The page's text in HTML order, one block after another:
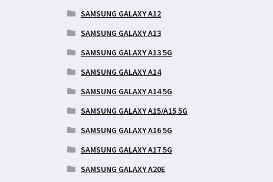
SAMSUNG GALAXY A12
SAMSUNG GALAXY A13
SAMSUNG GALAXY A13 5G
SAMSUNG GALAXY A14
SAMSUNG GALAXY A14 5G
SAMSUNG GALAXY A15/A15 5G
SAMSUNG GALAXY A16 5G
SAMSUNG GALAXY A17 5G
SAMSUNG GALAXY A20E